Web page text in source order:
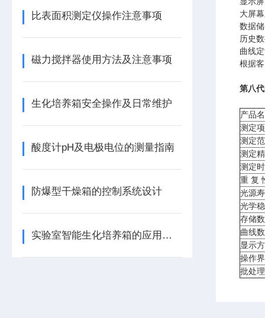
比表面积测定仪操作注意事项
磁力搅拌器使用方法及注意事项
生化培养箱安全操作及日常维护
酸度计pH及电极电位的测量指南
防爆型干燥箱的控制系统设计
实验室智能生化培养箱的应用与选购
大屏
数据
历史
曲线
根据
第八
产品
测定
测定
测定
测定
重 复
光源
光学
存储
曲线
显示
操作
批处